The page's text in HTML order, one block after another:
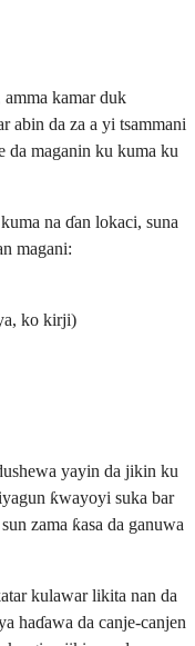
kamar duk
abin da za a yi tsammani
da maganin ku kuma ku
na ɗan lokaci, suna
magani:
ko kirji)
yayin da jikin ku
ƙwayoyi suka bar
zama ƙasa da ganuwa
kulawar likita nan da
haɗawa da canje-canjen